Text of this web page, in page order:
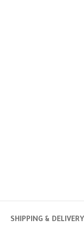
SHIPPING & DELIVERY